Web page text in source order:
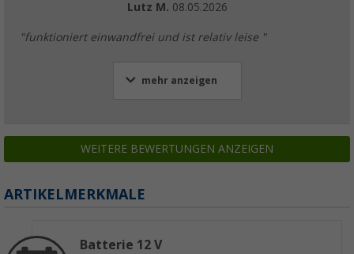
Lutz M. 08.05.2026
"funktioniert einwandfrei und ist relativ leise "
mehr anzeigen
WEITERE BEWERTUNGEN ANZEIGEN
ARTIKELMERKMALE
Batterie 12 V